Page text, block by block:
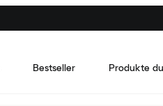
Bestseller Produkte